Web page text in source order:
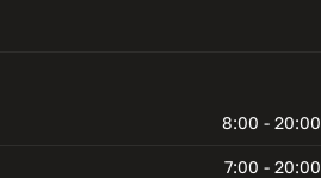
8:00 - 20:00
7:00 - 20:00